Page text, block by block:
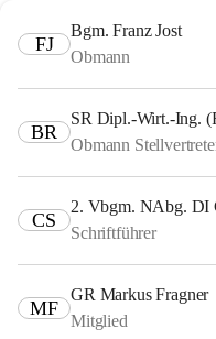
FJ
Bgm. Franz Jost
Obmann
BR
SR Dipl.-Wirt.-Ing.
Obmann
CS
2. Vbgm. NAbg. DI
Schriftführer
MF
GR Markus Fragner
Mitglied